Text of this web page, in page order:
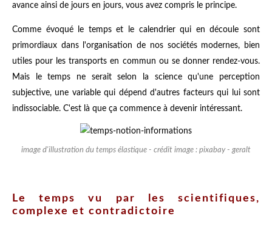
avance ainsi de jours en jours, vous avez compris le principe.
Comme évoqué le temps et le calendrier qui en découle sont
primordiaux dans l'organisation de nos sociétés modernes, bien
utiles pour les transports en commun ou se donner rendez-vous.
Mais le temps ne serait selon la science qu'une perception
subjective, une variable qui dépend d'autres facteurs qui lui sont
indissociable. C'est là que ça commence à devenir intéressant.
image d'illustration du temps élastique - crédit image : pixabay - geralt
Le temps vu par les scientifiques,
complexe et contradictoire